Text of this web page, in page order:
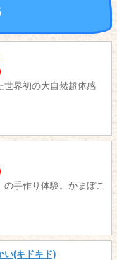
世界初の大自然超体感
の手作り体験。かまぼこ
い(キドキド)